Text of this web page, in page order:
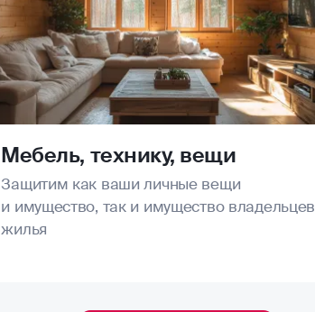
Мебель, технику, вещи
Защитим как ваши личные вещи
и имущество, так и имущество владельцев
жилья